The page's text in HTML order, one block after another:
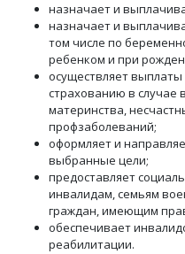
назначает и
назначает и
том числе по
ребенком и при
осуществляет
страхованию в случае
материнства,
профзаболеваний;
оформляет и
выбранные цели;
предоставляет
инвалидам, семьям
граждан, имеющим
обеспечивает
реабилитации.